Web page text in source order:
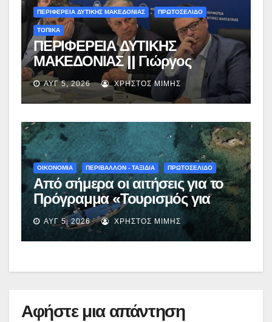
ΠΕΡΙΦΕΡΕΙΑ ΔΥΤΙΚΗΣ ΜΑΚΕΔΟΝΙΑΣ ΠΡΩΤΟΣΕΛΙΔΟ
ΤΟΠΙΚΑ
ΠΕΡΙΦΕΡΕΙΑ ΔΥΤΙΚΗΣ
ΜΑΚΕΔΟΝΙΑΣ || Γιώργος
Αμανατίδης για Φράγμα
Νεστορίου: «Η δέσμευσή μας
γίνεται πράξη με εξασφαλισμένη
χρηματοδότηση»
ΑΥΓ 5, 2026 ΧΡΉΣΤΟΣ ΜΊΜΗΣ
ΟΙΚΟΝΟΜΙΑ ΠΕΡΙΒΑΛΛΟΝ - ΤΑΞΙΔΙΑ ΠΡΩΤΟΣΕΛΙΔΟ
Από σήμερα οι αιτήσεις για το
Πρόγραμμα «Τουρισμός για
Όλους 2026-2027» – Πότε λήγει
η προσθεσμία
ΑΥΓ 5, 2026 ΧΡΉΣΤΟΣ ΜΊΜΗΣ
Αφήστε μια απάντηση